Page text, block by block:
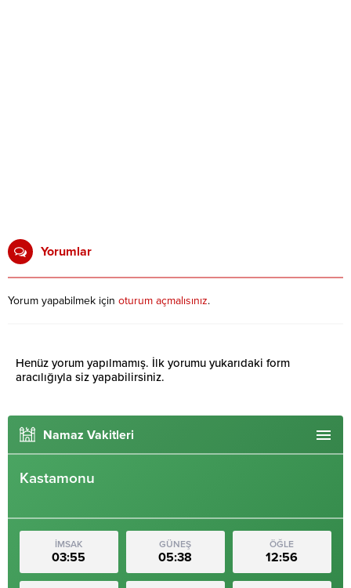
Yorumlar
Yorum yapabilmek için oturum açmalısınız.
Henüz yorum yapılmamış. İlk yorumu yukarıdaki form
aracılığıyla siz yapabilirsiniz.
Namaz Vakitleri
Kastamonu
İMSAK
03:55
GÜNEŞ
05:38
ÖĞLE
12:56